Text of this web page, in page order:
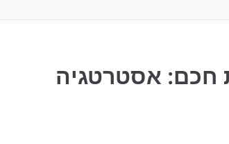
חכם: אסטרטגיה